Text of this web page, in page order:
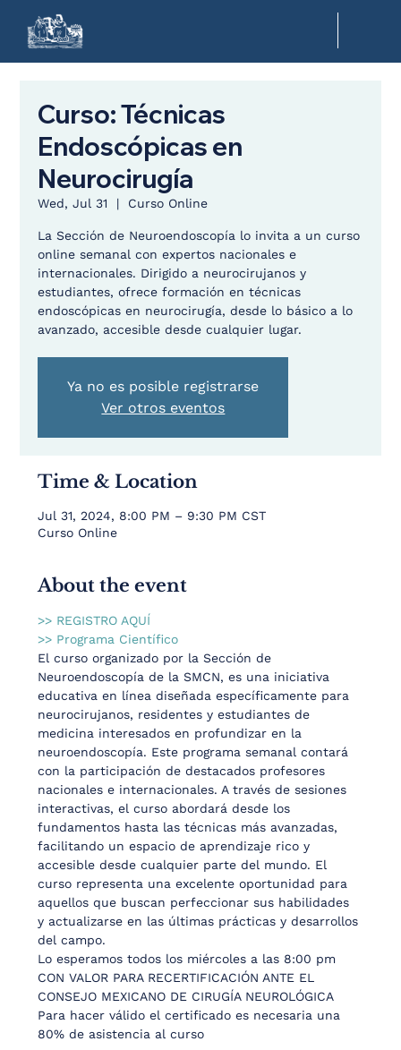
Curso: Técnicas
Endoscópicas en
Neurocirugía
Wed, Jul 31
  |
Curso Online
La Sección de Neuroendoscopía lo invita a un curso
online semanal con expertos nacionales e
internacionales. Dirigido a neurocirujanos y
estudiantes, ofrece formación en técnicas
endoscópicas en neurocirugía, desde lo básico a lo
avanzado, accesible desde cualquier lugar.
Ya no es posible registrarse
Ver otros eventos
Time & Location
Jul 31, 2024, 8:00 PM – 9:30 PM CST
Curso Online
About the event
>> REGISTRO AQUÍ
>> Programa Científico
El curso organizado por la Sección de
Neuroendoscopía de la SMCN, es una iniciativa
educativa en línea diseñada específicamente para
neurocirujanos, residentes y estudiantes de
medicina interesados en profundizar en la
neuroendoscopía. Este programa semanal contará
con la participación de destacados profesores
nacionales e internacionales. A través de sesiones
interactivas, el curso abordará desde los
fundamentos hasta las técnicas más avanzadas,
facilitando un espacio de aprendizaje rico y
accesible desde cualquier parte del mundo. El
curso representa una excelente oportunidad para
aquellos que buscan perfeccionar sus habilidades
y actualizarse en las últimas prácticas y desarrollos
del campo.
Lo esperamos todos los miércoles a las 8:00 pm
CON VALOR PARA RECERTIFICACIÓN ANTE EL
CONSEJO MEXICANO DE CIRUGÍA NEUROLÓGICA
Para hacer válido el certificado es necesaria una
80% de asistencia al curso